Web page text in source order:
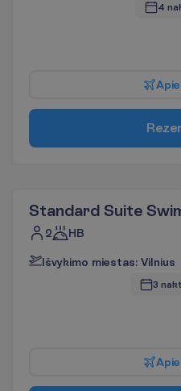
4
Apie
Reze
Standard Suite
2 HB
Išvykimo miestas: Vilnius
3
Apie